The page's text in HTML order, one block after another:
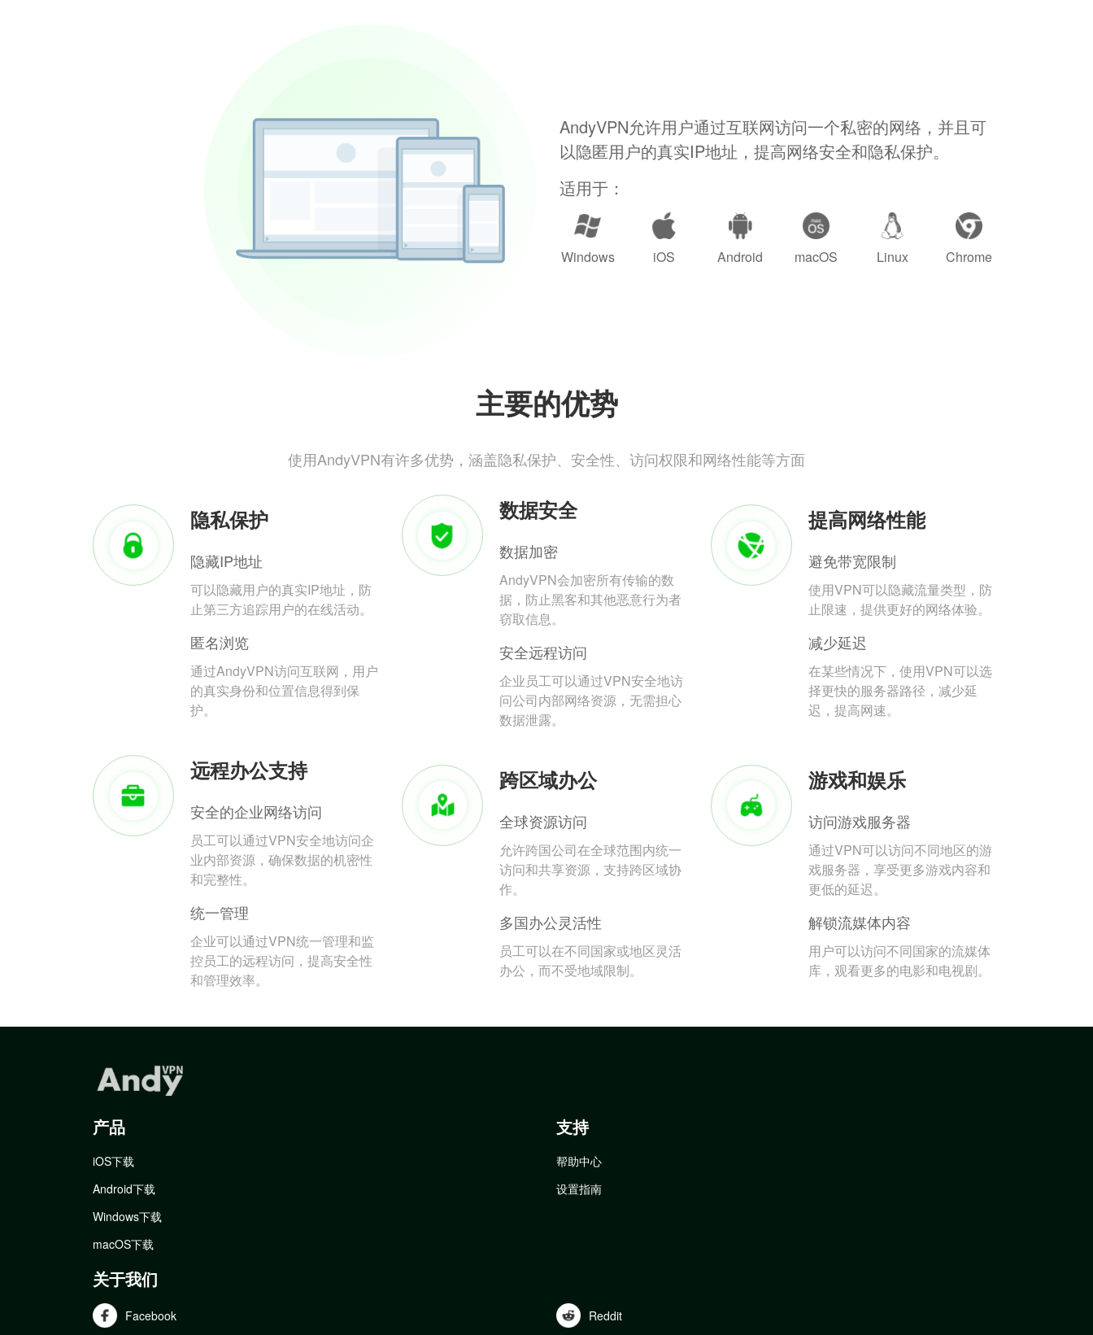
AndyVPN允许用户通过互联网访问一个私密的网络，并且可
以隐匿用户的真实IP地址，提高网络安全和隐私保护。
适用于：
Windows iOS Android macOS Linux Chrome
主要的优势
使用AndyVPN有许多优势，涵盖隐私保护、安全性、访问权限和网络性能等方面
隐私保护
隐藏IP地址
可以隐藏用户的真实IP地址，防
止第三方追踪用户的在线活动。
匿名浏览
通过AndyVPN访问互联网，用户
的真实身份和位置信息得到保
护。
数据安全
数据加密
AndyVPN会加密所有传输的数
据，防止黑客和其他恶意行为者
窃取信息。
安全远程访问
企业员工可以通过VPN安全地访
问公司内部网络资源，无需担心
数据泄露。
提高网络性能
避免带宽限制
使用VPN可以隐藏流量类型，防
止限速，提供更好的网络体验。
减少延迟
在某些情况下，使用VPN可以选
择更快的服务器路径，减少延
迟，提高网速。
远程办公支持
安全的企业网络访问
员工可以通过VPN安全地访问企
业内部资源，确保数据的机密性
和完整性。
统一管理
企业可以通过VPN统一管理和监
控员工的远程访问，提高安全性
和管理效率。
跨区域办公
全球资源访问
允许跨国公司在全球范围内统一
访问和共享资源，支持跨区域协
作。
多国办公灵活性
员工可以在不同国家或地区灵活
办公，而不受地域限制。
游戏和娱乐
访问游戏服务器
通过VPN可以访问不同地区的游
戏服务器，享受更多游戏内容和
更低的延迟。
解锁流媒体内容
用户可以访问不同国家的流媒体
库，观看更多的电影和电视剧。
产品
iOS下载
Android下载
Windows下载
macOS下载
支持
帮助中心
设置指南
关于我们
Facebook Reddit